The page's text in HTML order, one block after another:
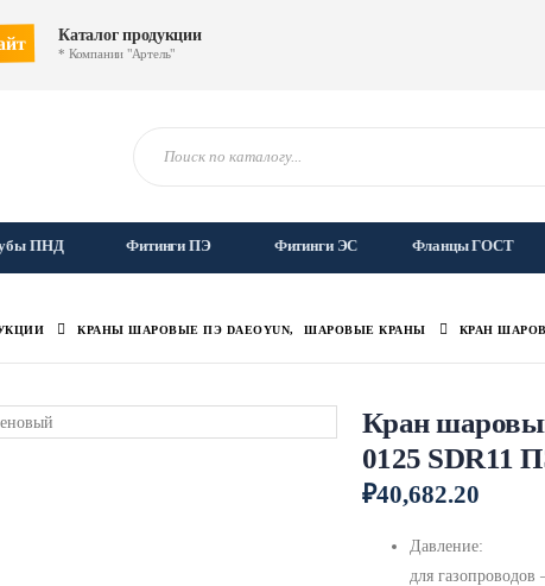
Каталог продукции
* Компании "Артель"
ПНД Фитинги ПЭ Фитинги ЭС Фланцы ГОСТ
КРАНЫ ШАРОВЫЕ ПЭ DAEOYUN, ШАРОВЫЕ КРАНЫ КРАН
Кран
0125 SDR11
₽40,682.20
Давление:
для